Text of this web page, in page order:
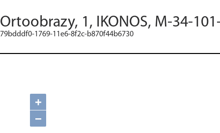
Ortoobrazy, 1, IKONOS, M-34-
79bdddf0-1769-11e6-8f2c-b870f44b6730
+
−